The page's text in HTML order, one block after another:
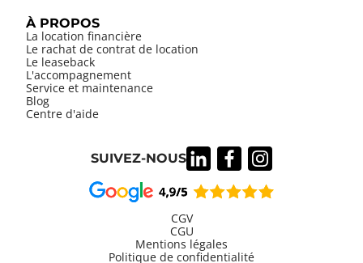
À PROPOS
La location financière
Le rachat de contrat de location
Le leaseback
L'accompagnement
Service et maintenance
Blog
Centre d'aide
SUIVEZ-NOUS
Information
CGV
CGU
Mentions légales
Politique de confidentialité